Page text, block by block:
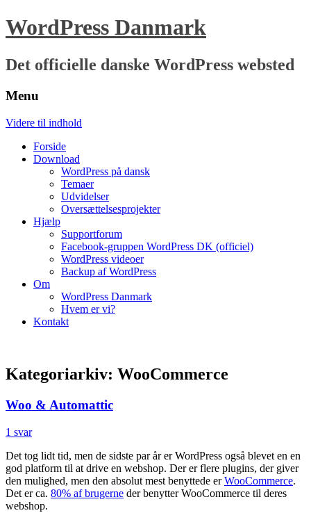
WordPress Danmark
Det officielle danske WordPress websted
Menu
Videre til indhold
Forside
Download
WordPress på dansk
Temaer
Udvidelser
Oversættelsesprojekter
Hjælp
Supportforum
Facebook-gruppen WordPress DK (officiel)
WordPress videoer
Backup af WordPress
Om
WordPress Danmark
Hvem er vi?
Kontakt
Kategoriarkiv: WooCommerce
Woo & Automattic
1 svar
Det tog lidt tid, men de sidste par år er WordPress også blevet en en
god platform til at drive en webshop. Der er flere plugins, der giver
den mulighed, men den absolut mest benyttede erWooCommerce.
Det er ca. 80% af brugerne der benytter WooCommerce til deres
webshop.